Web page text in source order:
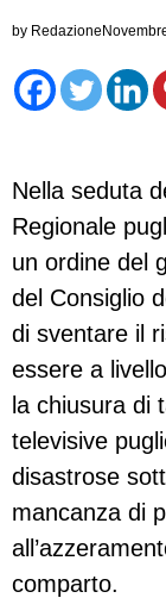
by Redazione
Nella seduta
Regionale
un ordine del
del Consiglio
di sventare il
essere a
la chiusura di
televisive
disastrose
mancanza di
comparto.